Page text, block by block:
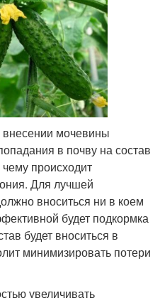
мочевины
в почву на состав
происходит
Для лучшей
вноситься ни в коем
будет подкормка
будет вноситься в
минимизировать потери
увеличивать